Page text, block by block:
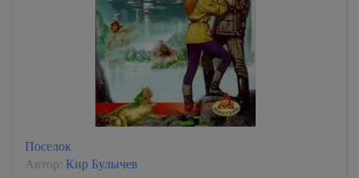
Поселок
Автор: Кир Булычев